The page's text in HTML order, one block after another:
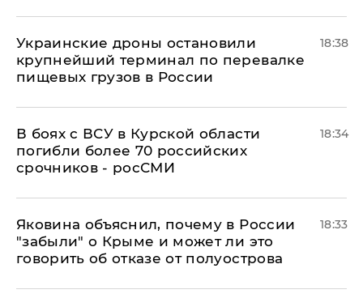
Украинские дроны остановили
крупнейший терминал по перевалке
пищевых грузов в России
18:38
В боях с ВСУ в Курской области
погибли более 70 российских
срочников - росСМИ
18:34
Яковина объяснил, почему в России
"забыли" о Крыме и может ли это
говорить об отказе от полуострова
18:33